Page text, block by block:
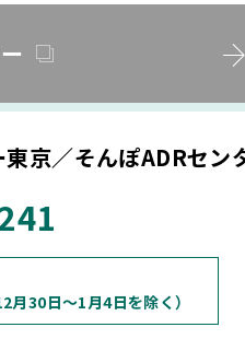
京／そんぽADRセン
30日～1月4日を除く）